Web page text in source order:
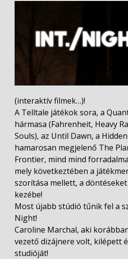
(interaktív filmek…)!
A Telltale játékok sora, a
hármasa (Fahrenheit, Heavy
Souls), az Until Dawn, a
hamarosan megjelenő The
Frontier, mind mind
mely következtében a
szorítása mellett, a
kezébe!
Most újabb stúdió tűnik fel a
Night!
Caroline Marchal, aki
vezető dizájnere volt, kilépett
studióját!